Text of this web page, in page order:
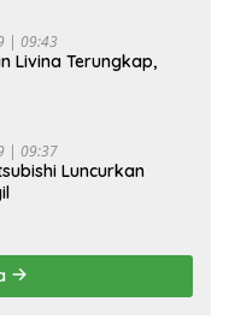
| 09:43
Livina Terungkap,
| 09:37
Luncurkan